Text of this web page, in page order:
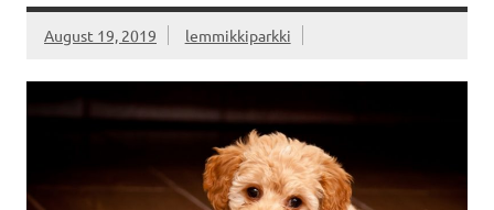
August 19, 2019 lemmikkiparkki